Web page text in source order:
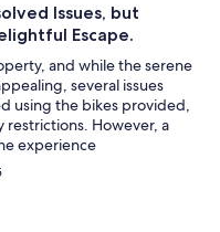
Issues, but
Escape.
and while the serene
several issues
using the bikes provided,
restrictions. However, a
experience
bikes afterward.
the property,